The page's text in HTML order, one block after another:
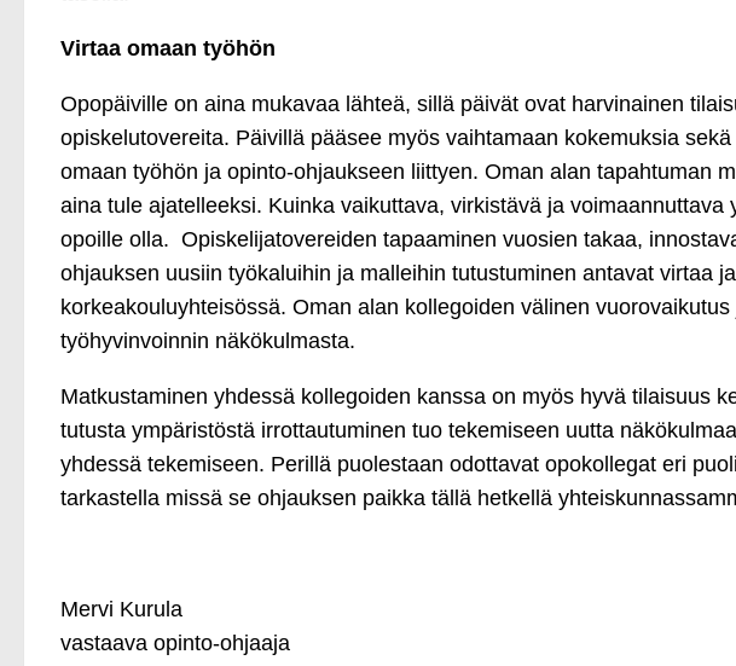
Virtaa omaan työhön
Opopäiville on aina mukavaa lähteä, sillä päivät ovat harvinainen
opiskelutovereita. Päivillä pääsee myös vaihtamaan kokemuksia
omaan työhön ja opinto-ohjaukseen liittyen. Oman alan tapahtuman
aina tule ajatelleeksi. Kuinka vaikuttava, virkistävä ja
opoille olla. Opiskelijatovereiden tapaaminen vuosien takaa,
ohjauksen uusiin työkaluihin ja malleihin tutustuminen antavat virtaa
korkeakouluyhteisössä. Oman alan kollegoiden välinen
työhyvinvoinnin näkökulmasta.
Matkustaminen yhdessä kollegoiden kanssa on myös hyvä tilaisuus
tutusta ympäristöstä irrottautuminen tuo tekemiseen uutta
yhdessä tekemiseen. Perillä puolestaan odottavat opokollegat eri
tarkastella missä se ohjauksen paikka tällä hetkellä
Mervi Kurula
vastaava opinto-ohjaaja